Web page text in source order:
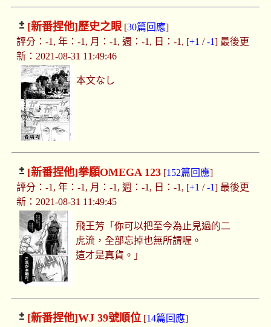
[新番捏他]歷史之眼[30篇回應]
評分：-1, 年：-1, 月：-1, 週：-1, 日：-1, [+1 /-1] 最後更
新：2021-08-31 11:49:46
本文なし
[新番捏他]拳願OMEGA 123[152篇回應]
評分：-1, 年：-1, 月：-1, 週：-1, 日：-1, [+1 /-1] 最後更
新：2021-08-31 11:49:45
飛王芳「你可以把至今為止見過的二
虎流，全部忘掉也無所謂喔。
這才是真貨。」
[新番捏他]WJ 39號順位[14篇回應]